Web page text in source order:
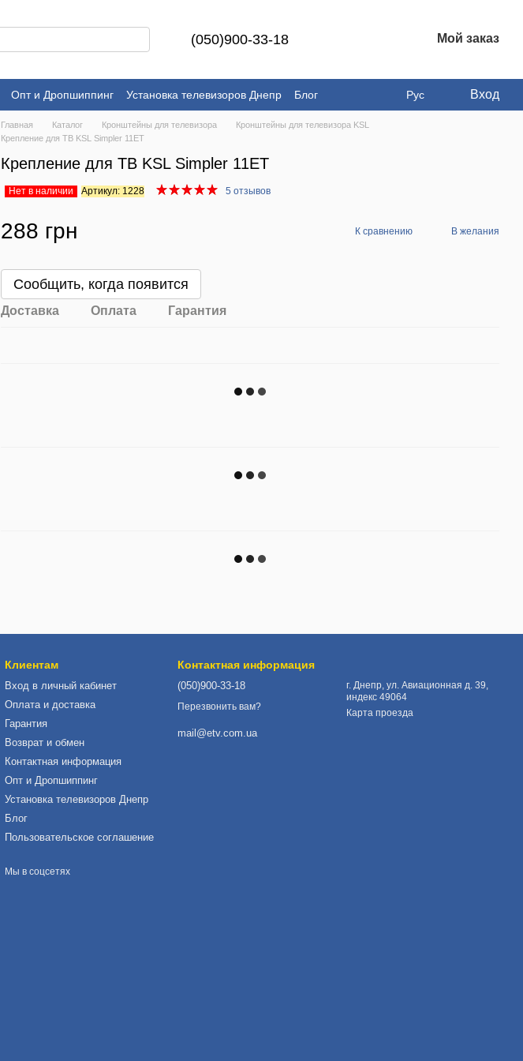
(050)900-33-18 Мой заказ
Опт и Дропшиппинг Установка телевизоров Днепр
Блог
Рус Вход
Главная Каталог Кронштейны для телевизора
Кронштейны для телевизора KSL
Крепление для ТВ KSL Simpler 11ET
Крепление для ТВ KSL Simpler 11ET
Нет в наличии Артикул: 1228 5 отзывов
288 грн К сравнению В желания
Сообщить, когда появится
Доставка Оплата Гарантия
Клиентам
Вход в личный кабинет
Оплата и доставка
Гарантия
Возврат и обмен
Контактная информация
Опт и Дропшиппинг
Установка телевизоров Днепр
Блог
Пользовательское соглашение
Мы в соцсетях
Контактная информация
(050)900-33-18
Перезвонить вам?
mail@etv.com.ua
г. Днепр, ул. Авиационная д. 39,
индекс 49064
Карта проезда